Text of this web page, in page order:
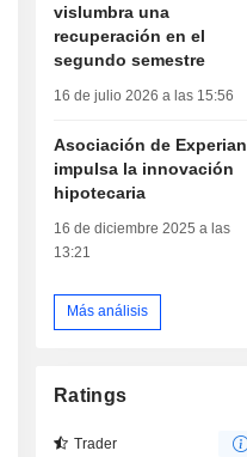
vislumbra una
recuperación en el
segundo semestre
16 de julio 2026 a las 15:56
Asociación de Experian
impulsa la innovación
hipotecaria
16 de diciembre 2025 a las
13:21
Más análisis
Ratings
Trader